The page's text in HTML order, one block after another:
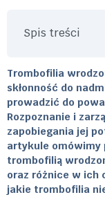
Spis treści
Trombofilia
skłonność do
prowadzić do
Rozpoznanie i
zapobiegania jej
artykule omówimy
trombofilią
oraz różnice w ich
jakie trombofilia